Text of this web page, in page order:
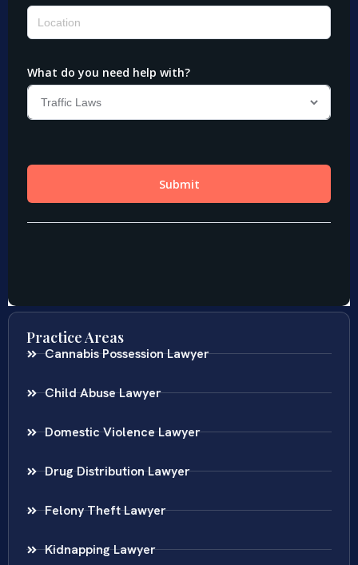
Practice Areas
Cannabis Possession Lawyer
Child Abuse Lawyer
Domestic Violence Lawyer
Drug Distribution Lawyer
Felony Theft Lawyer
Kidnapping Lawyer